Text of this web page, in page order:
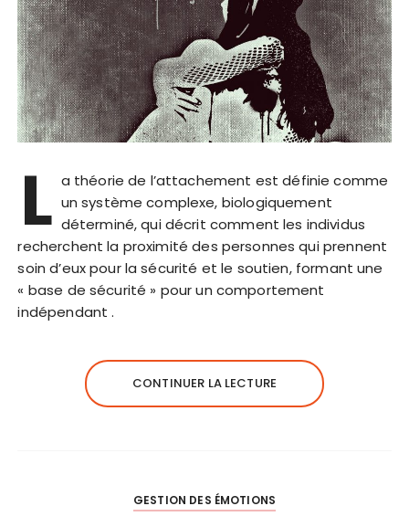
L a théorie de l’attachement est définie comme
un système complexe, biologiquement
déterminé, qui décrit comment les individus
recherchent la proximité des personnes qui prennent
soin d’eux pour la sécurité et le soutien, formant une
« base de sécurité » pour un comportement
indépendant .
CONTINUER LA LECTURE
GESTION DES ÉMOTIONS